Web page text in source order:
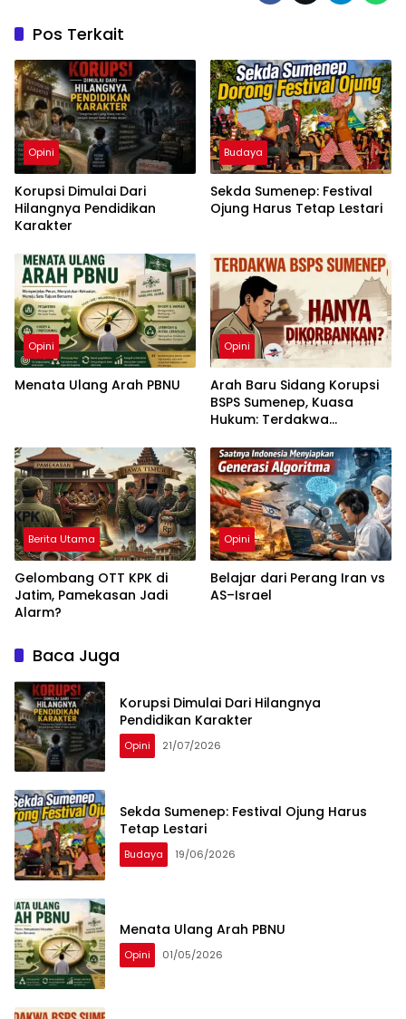
Pos Terkait
Opini
Korupsi Dimulai Dari
Hilangnya Pendidikan
Karakter
Budaya
Sekda Sumenep: Festival
Ojung Harus Tetap Lestari
Opini
Menata Ulang Arah PBNU
Opini
Arah Baru Sidang Korupsi
BSPS Sumenep, Kuasa
Hukum: Terdakwa
Berita Utama
Gelombang OTT KPK di
Jatim, Pamekasan Jadi
Alarm?
Opini
Belajar dari Perang Iran vs
AS–Israel
Baca Juga
Korupsi Dimulai Dari Hilangnya
Pendidikan Karakter
Opini 21/07/2026
Sekda Sumenep: Festival Ojung Harus
Tetap Lestari
Budaya 19/06/2026
Menata Ulang Arah PBNU
Opini 01/05/2026